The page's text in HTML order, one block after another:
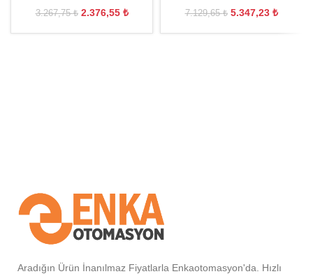
3.267,75₺ 2.376,55 ₺ 7.129,65₺ 5.347,23 ₺
Aradığın Ürün İnanılmaz Fiyatlarla Enkaotomasyon'da. Hızlı